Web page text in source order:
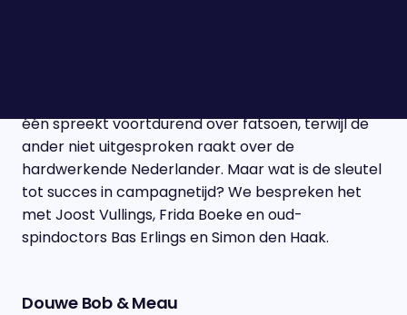
één spreekt voortdurend over fatsoen, terwijl de
ander niet uitgesproken raakt over de
hardwerkende Nederlander. Maar wat is de sleutel
tot succes in campagnetijd? We bespreken het
met Joost Vullings, Frida Boeke en oud-
spindoctors Bas Erlings en Simon den Haak.
Douwe Bob & Meau